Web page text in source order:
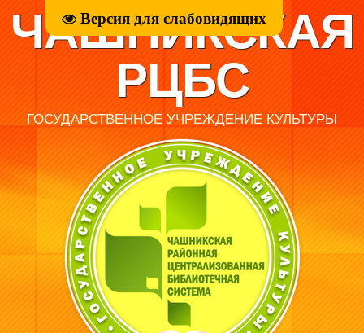
Версия для слабовидящих
ЧАШНИКСКАЯ
РЦБС
ГОСУДАРСТВЕННОЕ УЧРЕЖДЕНИЕ КУЛЬТУРЫ